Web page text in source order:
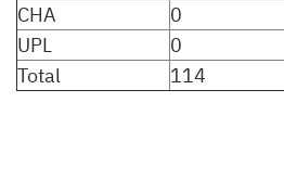
CHA
0
UPL
0
Total
114